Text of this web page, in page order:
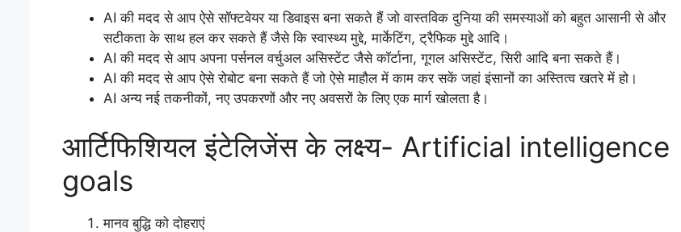
AI की मदद से आप ऐसे सॉफ्टवेयर या डिवाइस बना सकते हैं जो वास्तविक दुनिया की समस्याओं को बहुत आसानी से और
सटीकता के साथ हल कर सकते हैं जैसे कि स्वास्थ्य मुद्दे, मार्केटिंग, ट्रैफिक मुद्दे आदि।
AI की मदद से आप अपना पर्सनल वर्चुअल असिस्टेंट जैसे कॉर्टाना, गूगल असिस्टेंट, सिरी आदि बना सकते हैं।
AI की मदद से आप ऐसे रोबोट बना सकते हैं जो ऐसे माहौल में काम कर सकें जहां इंसानों का अस्तित्व खतरे में हो।
AI अन्य नई तकनीकों, नए उपकरणों और नए अवसरों के लिए एक मार्ग खोलता है।
आर्टिफिशियल इंटेलिजेंस के लक्ष्य- Artificial intelligence
goals
मानव बुद्धि को दोहराएं